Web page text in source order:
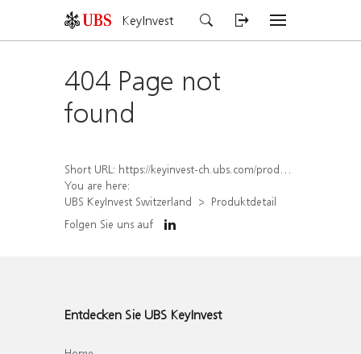
KeyInvest
404 Page not
found
Short URL: https://keyinvest-ch.ubs.com/produkt/detail/index/isin/CH1579653721
You are here:
UBS KeyInvest Switzerland
Produktdetail
Folgen Sie uns auf
Entdecken Sie UBS KeyInvest